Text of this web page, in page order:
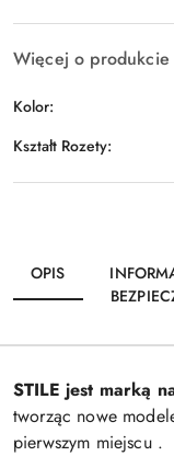
Więcej o produkcie
Kolor:
Kształt Rozety:
OPIS
STILE jest marką
tworząc nowe
pierwszym miejscu .